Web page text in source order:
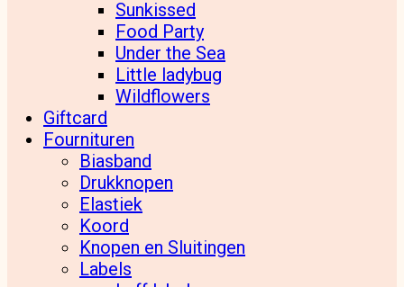
Sunkissed
Food Party
Under the Sea
Little ladybug
Wildflowers
Giftcard
Fournituren
Biasband
Drukknopen
Elastiek
Koord
Knopen en Sluitingen
Labels